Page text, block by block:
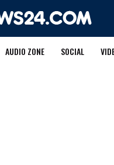
AUDIO ZONE SOCIAL